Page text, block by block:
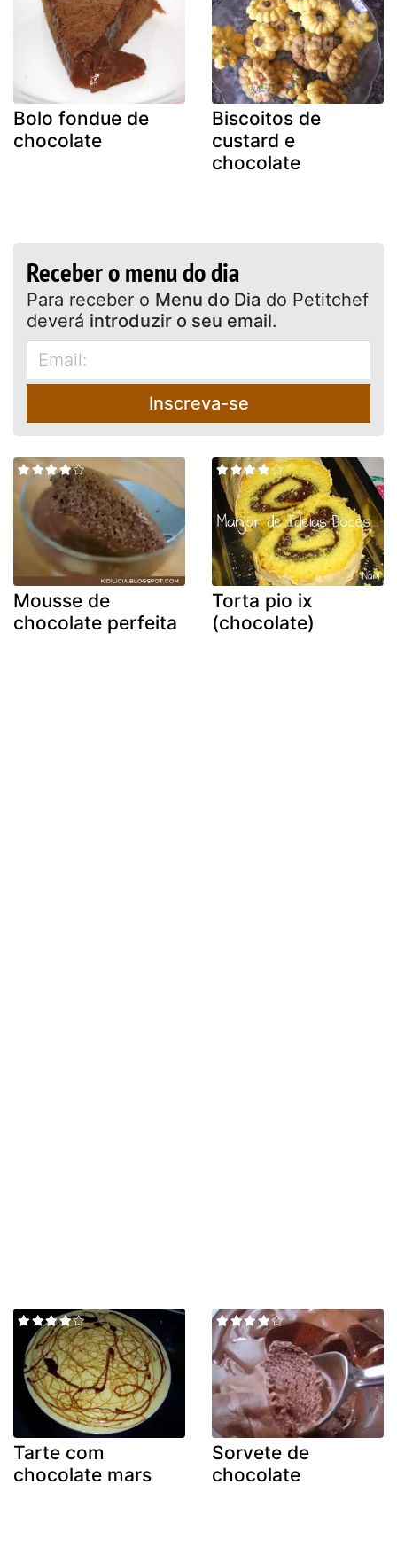
Bolo fondue de
chocolate
Biscoitos de
custard e
chocolate
Receber o menu do dia
Para receber o Menu do Dia do Petitchef
deverá introduzir o seu email.
Inscreva-se
Mousse de
chocolate perfeita
Torta pio ix
(chocolate)
Tarte com
chocolate mars
Sorvete de
chocolate